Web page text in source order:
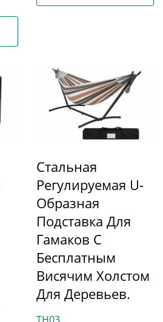
Стальная
Регулируемая U-
Образная
Подставка Для
Гамаков С
Бесплатным
Висячим Холстом
Для Деревьев.